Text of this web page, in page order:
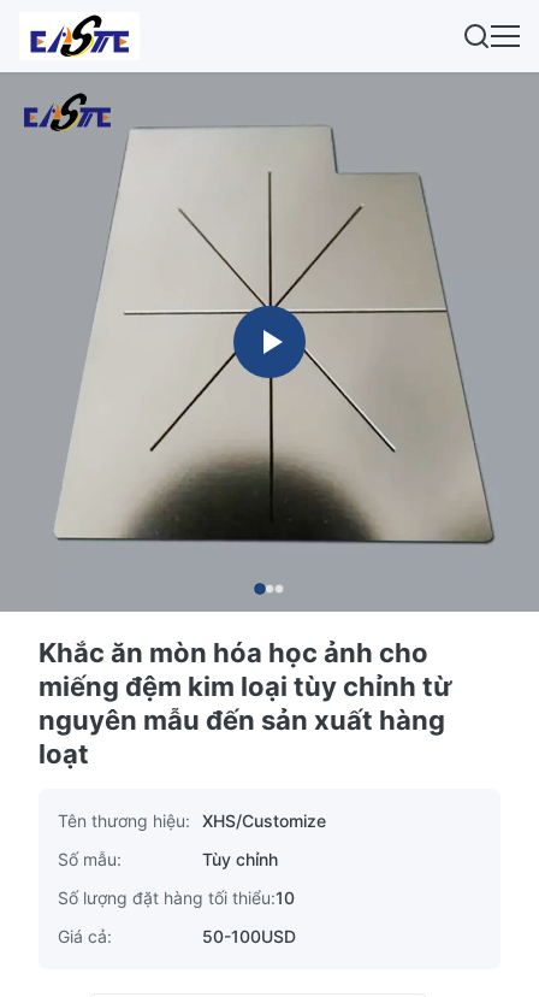
Khắc ăn mòn hóa học ảnh cho
miếng đệm kim loại tùy chỉnh từ
nguyên mẫu đến sản xuất hàng
loạt
Tên thương hiệu:
XHS/Customize
Số mẫu:
Tùy chỉnh
Số lượng đặt hàng tối thiểu:10
Giá cả:
50-100USD